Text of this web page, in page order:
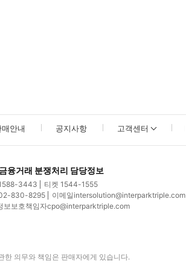
안내 공지사항 고객센터
융거래 분쟁처리 담당정보
3443 티켓 1544-1555
830-8295 이메일intersolution@interparktriple.com
보보호책임자cpo@interparktriple.com
한 의무와 책임은 판매자에게 있습니다.